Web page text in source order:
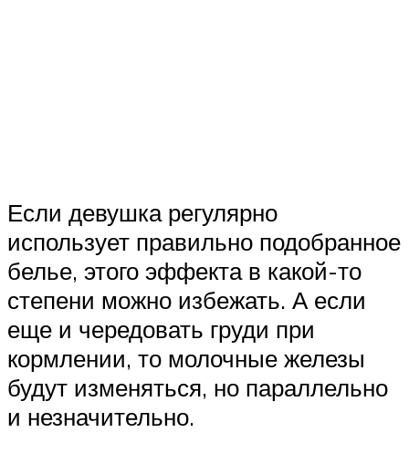
Если девушка регулярно
использует правильно подобранное
белье, этого эффекта в какой-то
степени можно избежать. А если
еще и чередовать груди при
кормлении, то молочные железы
будут изменяться, но параллельно
и незначительно.